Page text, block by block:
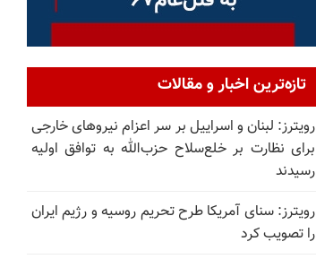
تازه‌ترین اخبار و مقالات
رویترز: لبنان و اسراییل بر سر اعزام نیروهای خارجی
برای نظارت بر خلع‌سلاح حزب‌الله به توافق اولیه
رسیدند
رویترز: سنای آمریکا طرح تحریم روسیه و رژیم ایران
را تصویب کرد